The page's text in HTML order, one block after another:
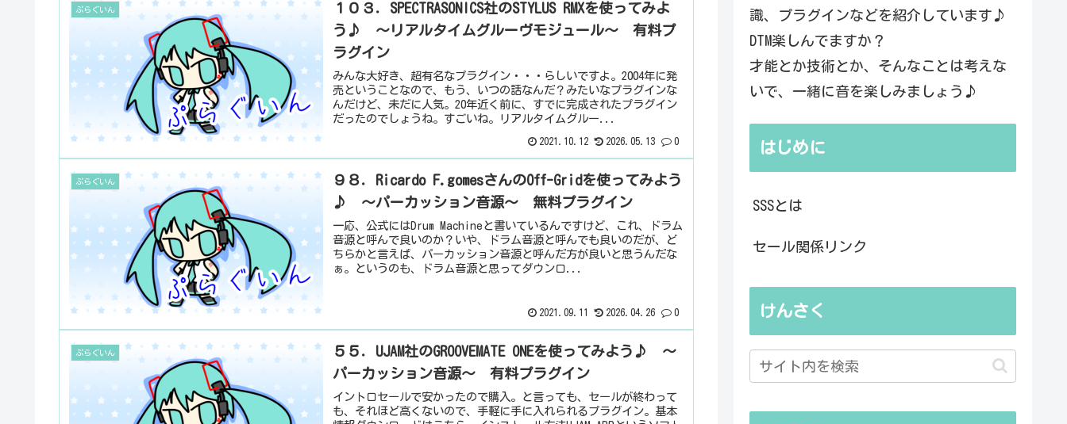
ぷらぐいん
１０３．SPECTRASONICS社のSTYLUS RMXを使ってみよ
う♪ ～リアルタイムグルーヴモジュール～ 有料プ
ラグイン
みんな大好き、超有名なプラグイン・・・らしいですよ。2004年に発
売ということなので、もう、いつの話なんだ？みたいなプラグインな
んだけど、未だに人気。20年近く前に、すでに完成されたプラグイン
だったのでしょうね。すごいね。リアルタイムグルー...
2021.10.12 2026.05.13 0
ぷらぐいん
９８．Ricardo F.gomesさんのOff-Gridを使ってみよう
♪ ～パーカッション音源～ 無料プラグイン
一応、公式にはDrum Machineと書いているんですけど、これ、ドラム
音源と呼んで良いのか？いや、ドラム音源と呼んでも良いのだが、ど
ちらかと言えば、パーカッション音源と呼んだ方が良いと思うんだな
ぁ。というのも、ドラム音源と思ってダウンロ...
2021.09.11 2026.04.26 0
ぷらぐいん
５５．UJAM社のGROOVEMATE ONEを使ってみよう♪ ～
パーカッション音源～ 有料プラグイン
イントロセールで安かったので購入。と言っても、セールが終わって
も、それほど高くないので、手軽に手に入れられるプラグイン。基本
識、プラグインなどを紹介しています♪
DTM楽しんでますか？
才能とか技術とか、そんなことは考えな
いで、一緒に音を楽しみましょう♪
はじめに
SSSとは
セール関係リンク
けんさく